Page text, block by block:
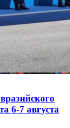
6-7 августа